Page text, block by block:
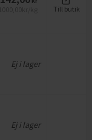
Till butik
Ej i lager
Ej i lager